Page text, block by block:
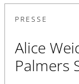
PRESSE
Alice
Palmers